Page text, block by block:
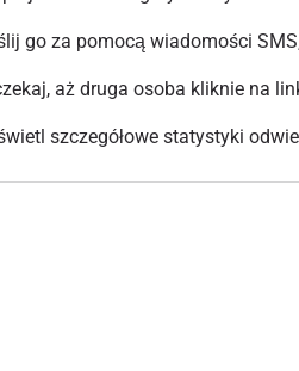
go za pomocą wiadomości
aż druga osoba kliknie na
szczegółowe statystyki